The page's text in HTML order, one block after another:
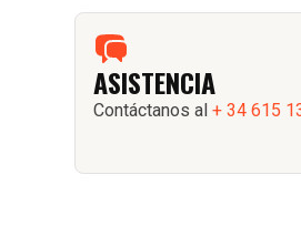
ASISTENCIA
Contáctanos al+ 34 615